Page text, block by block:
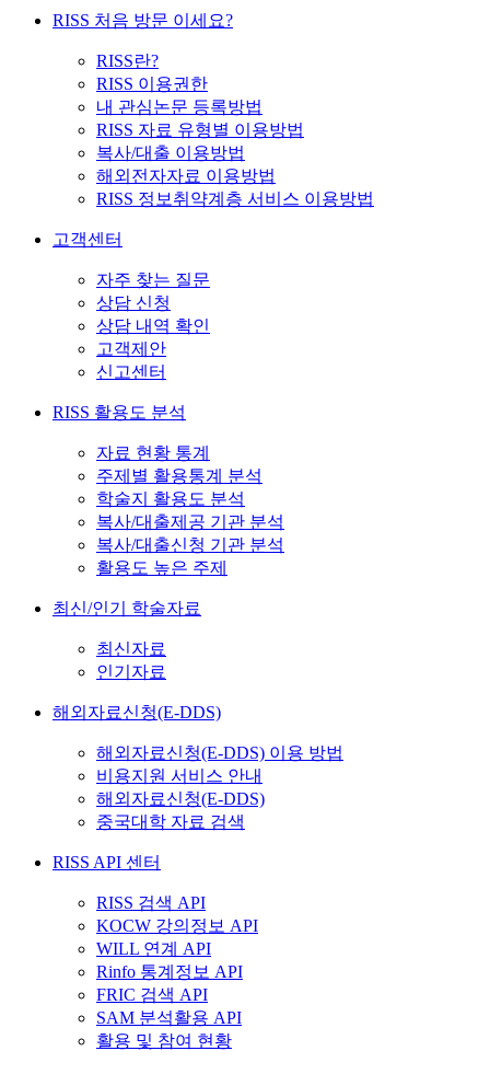
RISS 처음 방문 이세요?
RISS란?
RISS 이용권한
내 관심논문 등록방법
RISS 자료 유형별 이용방법
복사/대출 이용방법
해외전자자료 이용방법
RISS 정보취약계층 서비스 이용방법
고객센터
자주 찾는 질문
상담 신청
상담 내역 확인
고객제안
신고센터
RISS 활용도 분석
자료 현황 통계
주제별 활용통계 분석
학술지 활용도 분석
복사/대출제공 기관 분석
복사/대출신청 기관 분석
활용도 높은 주제
최신/인기 학술자료
최신자료
인기자료
해외자료신청(E-DDS)
해외자료신청(E-DDS) 이용 방법
비용지원 서비스 안내
해외자료신청(E-DDS)
중국대학 자료 검색
RISS API 센터
RISS 검색 API
KOCW 강의정보 API
WILL 연계 API
Rinfo 통계정보 API
FRIC 검색 API
SAM 분석활용 API
활용 및 참여 현황